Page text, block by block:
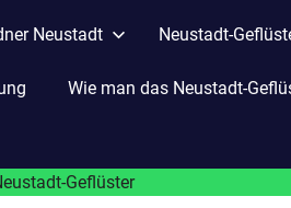
Neustadt Neustadt-
Wie man das Neustadt-